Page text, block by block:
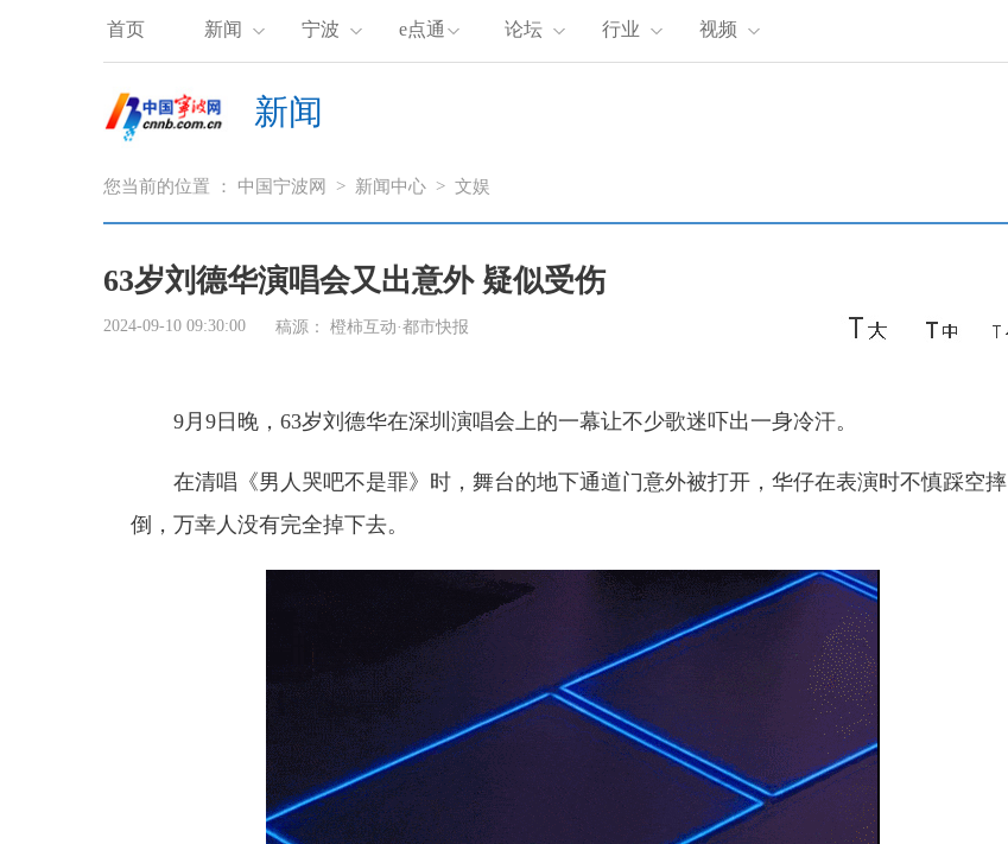
首页 新闻 宁波 e点通 论坛 行业 视频
新闻
您当前的位置 ： 中国宁波网 > 新闻中心 > 文娱
63岁刘德华演唱会又出意外 疑似受伤
2024-09-10 09:30:00 稿源： 橙柿互动·都市快报
9月9日晚，63岁刘德华在深圳演唱会上的一幕让不少歌迷吓出一身冷汗。
在清唱《男人哭吧不是罪》时，舞台的地下通道门意外被打开，华仔在表演时不慎踩空摔
倒，万幸人没有完全掉下去。